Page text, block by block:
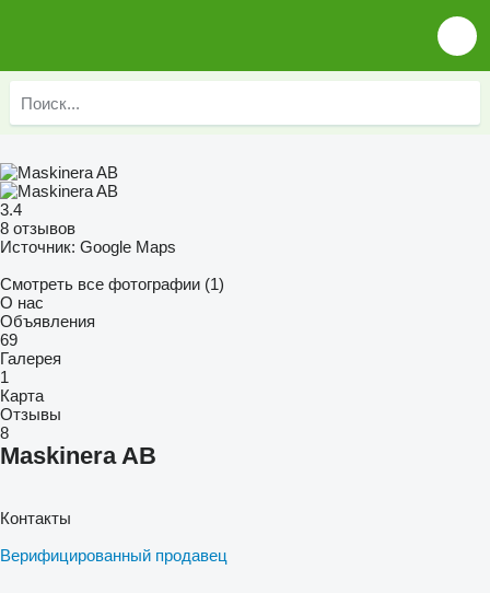
3.4
8 отзывов
Источник: Google Maps
Смотреть все фотографии (1)
О нас
Объявления
69
Галерея
1
Карта
Отзывы
8
Maskinera AB
Контакты
Верифицированный продавец